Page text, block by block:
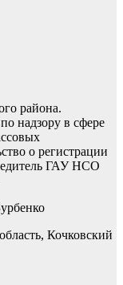
района.
надзору в сфере
о регистрации
ГАУ НСО
Кочковский